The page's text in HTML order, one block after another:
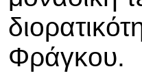
Φράγκου.